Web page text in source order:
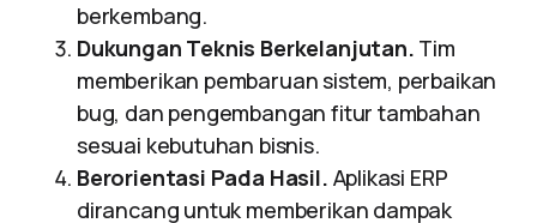
berkembang.
Dukungan Teknis Berkelanjutan. Tim
memberikan pembaruan sistem, perbaikan
bug, dan pengembangan fitur tambahan
sesuai kebutuhan bisnis.
Berorientasi Pada Hasil. Aplikasi ERP
dirancang untuk memberikan dampak